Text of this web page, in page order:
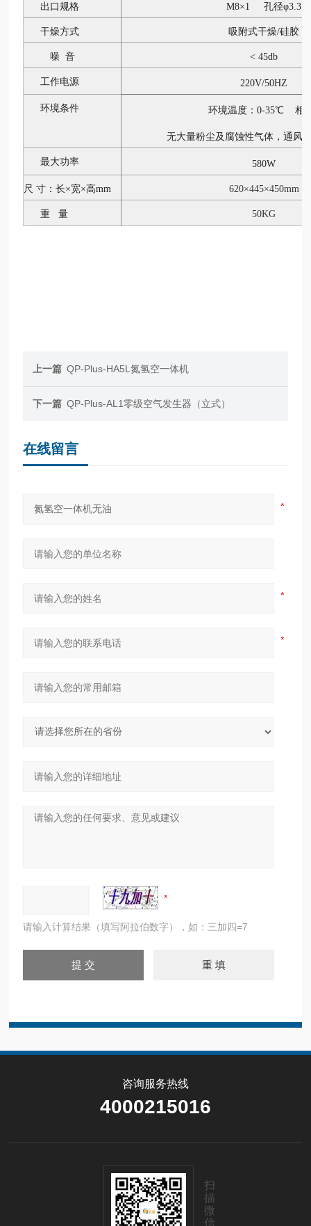
出口规格 M8×1 孔径φ3.3
干燥方式 吸附式干燥/硅胶
噪 音 < 45db
工作电源 220V/50HZ
环境条件 环境温 度：0-35℃ 相
无大量粉尘及腐蚀性气体，通风
最大功率 580W
尺 寸 ：长×宽×高mm 620×445×450mm
重 量 50KG
上一篇 QP-Plus-HA5L氮氢空一体机
下一篇 QP-Plus-AL1零级空气发生器（立式）
在线留言
请输入计算结果（填写阿拉伯数字），如：三加四=7
咨询服务热线
4000215016
扫
描
微
信